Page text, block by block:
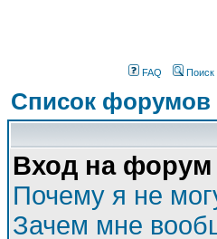
FAQ Поиск
Список форумов
Вход на форум
Почему я не
Зачем мне